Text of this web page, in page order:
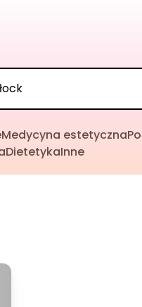
Medycyna estetyczna
DietetykaInne